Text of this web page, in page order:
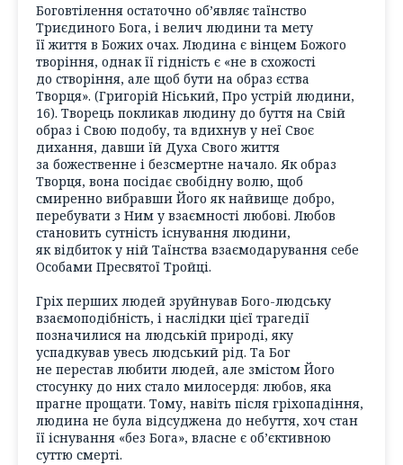
Боговтілення остаточно об’являє таїнство
Триєдиного Бога, і велич людини та мету
її життя в Божих очах. Людина є вінцем Божого
творіння, однак її гідність є «не в схожості
до створіння, але щоб бути на образ єства
Творця». (Григорій Ніський, Про устрій людини,
16). Творець покликав людину до буття на Свій
образ і Свою подобу, та вдихнув у неї Своє
дихання, давши їй Духа Свого життя
за божественне і безсмертне начало. Як образ
Творця, вона посідає свобідну волю, щоб
смиренно вибравши Його як найвище добро,
перебувати з Ним у взаємності любові. Любов
становить сутність існування людини,
як відбиток у ній Таїнства взаємодарування себе
Особами Пресвятої Тройці.
Гріх перших людей зруйнував Бого-людську
взаємоподібність, і наслідки цієї трагедії
позначилися на людській природі, яку
успадкував увесь людський рід. Та Бог
не перестав любити людей, але змістом Його
стосунку до них стало милосердя: любов, яка
прагне прощати. Тому, навіть після гріхопадіння,
людина не була відсуджена до небуття, хоч стан
її існування «без Бога», власне є об’єктивною
суттю смерті.